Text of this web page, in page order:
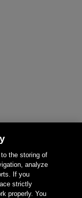
the storing of
analyze
If you
strictly
properly. You